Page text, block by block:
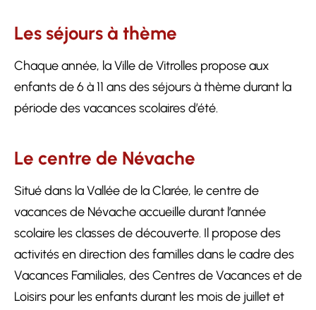
Les séjours à thème
Chaque année, la Ville de Vitrolles propose aux
enfants de 6 à 11 ans des séjours à thème durant la
période des vacances scolaires d’été.
Le centre de Névache
Situé dans la Vallée de la Clarée, le centre de
vacances de Névache accueille durant l’année
scolaire les classes de découverte. Il propose des
activités en direction des familles dans le cadre des
Vacances Familiales, des Centres de Vacances et de
Loisirs pour les enfants durant les mois de juillet et